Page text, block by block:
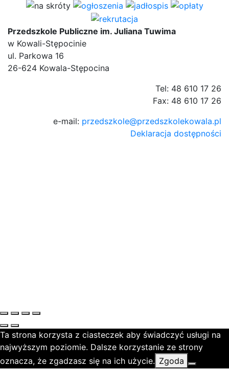
Przedszkole Publiczne im. Juliana Tuwima
w Kowali-Stępocinie
ul. Parkowa 16
26-624 Kowala-Stępocina
Tel: 48 610 17 26
Fax: 48 610 17 26
e-mail: przedszkole@przedszkolekowala.pl
Deklaracja dostępności
Ta strona korzysta z ciasteczek aby świadczyć usługi na
najwyższym poziomie. Dalsze korzystanie ze strony
oznacza, że zgadzasz się na ich użycie. Zgoda